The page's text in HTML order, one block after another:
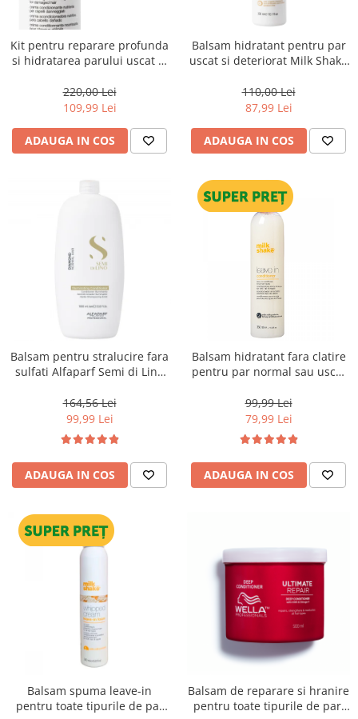
Kit pentru reparare profunda
si hidratarea parului uscat si
& Strength Nourishing
220,00 Lei
109,99 Lei
ADAUGA IN COS
Balsam hidratant pentru par
uscat si deteriorat Milk Shake
Nourishing Conditioner, 300
ml
110,00 Lei
87,99 Lei
ADAUGA IN COS
Balsam pentru stralucire fara
sulfati Alfaparf Semi di Lino
Conditioner, 1000 ml
164,56 Lei
99,99 Lei
ADAUGA IN COS
Balsam hidratant fara clatire
pentru par normal sau uscat
99,99 Lei
79,99 Lei
ADAUGA IN COS
Balsam spuma leave-in
pentru toate tipurile de par
Balsam de reparare si hranire
pentru toate tipurile de par,